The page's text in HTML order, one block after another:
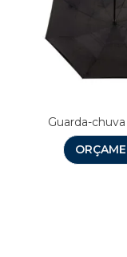
Guarda-